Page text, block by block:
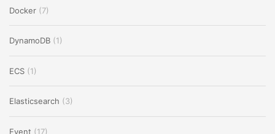
Docker (7)
DynamoDB (1)
ECS (1)
Elasticsearch (3)
Event (17)